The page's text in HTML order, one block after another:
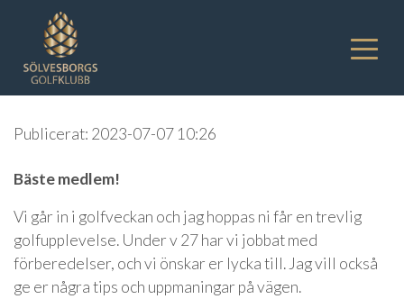
Publicerat: 2023-07-07 10:26
Bäste medlem!
Vi går in i golfveckan och jag hoppas ni får en trevlig
golfupplevelse. Under v 27 har vi jobbat med
förberedelser, och vi önskar er lycka till. Jag vill också
ge er några tips och uppmaningar på vägen.